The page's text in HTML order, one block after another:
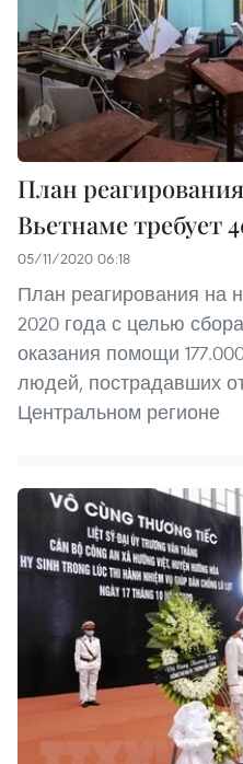
План
Вьетнаме
05/11/2020 06:18
План реагирования на
2020 года с целью
оказания помощи
людей, пострадавших
Центральном регионе